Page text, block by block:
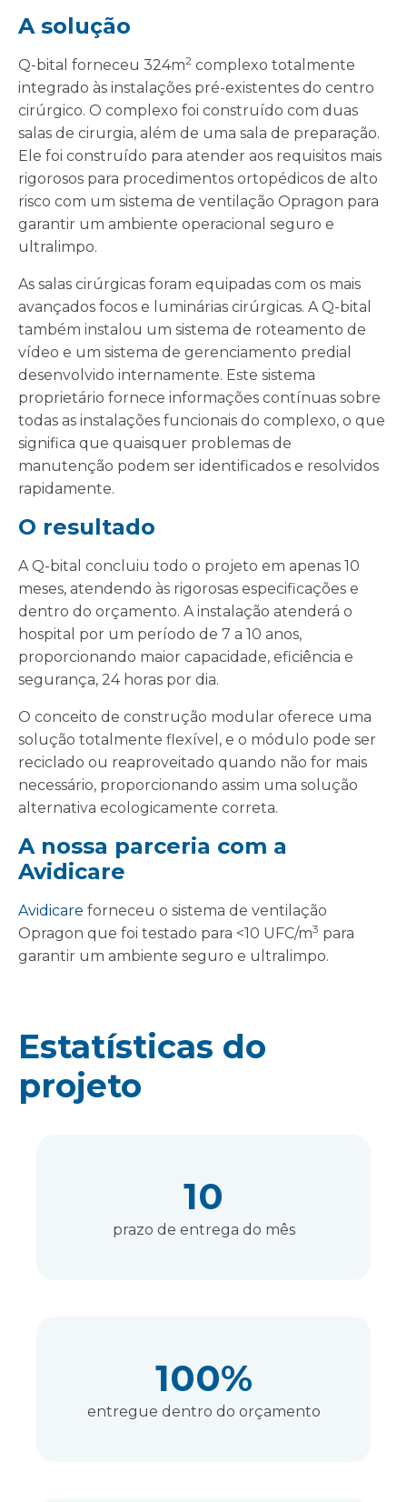
A solução
Q-bital forneceu 324m2 complexo totalmente
integrado às instalações pré-existentes do centro
cirúrgico. O complexo foi construído com duas
salas de cirurgia, além de uma sala de preparação.
Ele foi construído para atender aos requisitos mais
rigorosos para procedimentos ortopédicos de alto
risco com um sistema de ventilação Opragon para
garantir um ambiente operacional seguro e
ultralimpo.
As salas cirúrgicas foram equipadas com os mais
avançados focos e luminárias cirúrgicas. A Q-bital
também instalou um sistema de roteamento de
vídeo e um sistema de gerenciamento predial
desenvolvido internamente. Este sistema
proprietário fornece informações contínuas sobre
todas as instalações funcionais do complexo, o que
significa que quaisquer problemas de
manutenção podem ser identificados e resolvidos
rapidamente.
O resultado
A Q-bital concluiu todo o projeto em apenas 10
meses, atendendo às rigorosas especificações e
dentro do orçamento. A instalação atenderá o
hospital por um período de 7 a 10 anos,
proporcionando maior capacidade, eficiência e
segurança, 24 horas por dia.
O conceito de construção modular oferece uma
solução totalmente flexível, e o módulo pode ser
reciclado ou reaproveitado quando não for mais
necessário, proporcionando assim uma solução
alternativa ecologicamente correta.
A nossa parceria com a
Avidicare
Avidicare forneceu o sistema de ventilação
Opragon que foi testado para <10 UFC/m3 para
garantir um ambiente seguro e ultralimpo.
Estatísticas do
projeto
10
prazo de entrega do mês
100%
entregue dentro do orçamento